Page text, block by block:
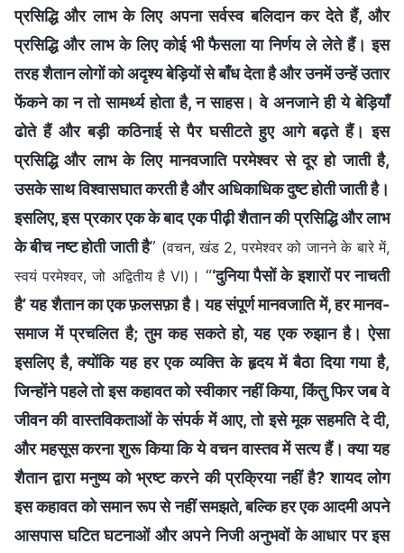
प्रसिद्धि और लाभ के लिए अपना सर्वस्व बलिदान कर देते हैं, और
प्रसिद्धि और लाभ के लिए कोई भी फैसला या निर्णय ले लेते हैं। इस
तरह शैतान लोगों को अदृश्य बेड़ियों से बाँध देता है और उनमें उन्हें उतार
फेंकने का न तो सामर्थ्‍य होता है, न साहस। वे अनजाने ही ये बेड़ियाँ
ढोते हैं और बड़ी कठिनाई से पैर घसीटते हुए आगे बढ़ते हैं। इस
प्रसिद्धि और लाभ के लिए मानवजाति परमेश्वर से दूर हो जाती है,
उसके साथ विश्वासघात करती है और अधिकाधिक दुष्ट होती जाती है।
इसलिए, इस प्रकार एक के बाद एक पीढ़ी शैतान की प्रसिद्धि और लाभ
के बीच नष्ट होती जाती है” (वचन, खंड 2, परमेश्वर को जानने के बारे में,
स्वयं परमेश्वर, जो अद्वितीय है VI) । “‘दुनिया पैसों के इशारों पर नाचती
है’ यह शैतान का एक फ़लसफ़ा है। यह संपूर्ण मानवजाति में, हर मानव-
समाज में प्रचलित है; तुम कह सकते हो, यह एक रुझान है। ऐसा
इसलिए है, क्योंकि यह हर एक व्यक्ति के हृदय में बैठा दिया गया है,
जिन्होंने पहले तो इस कहावत को स्वीकार नहीं किया, किंतु फिर जब वे
जीवन की वास्तविकताओं के संपर्क में आए, तो इसे मूक सहमति दे दी,
और महसूस करना शुरू किया कि ये वचन वास्तव में सत्य हैं। क्या यह
शैतान द्वारा मनुष्य को भ्रष्ट करने की प्रक्रिया नहीं है? शायद लोग
इस कहावत को समान रूप से नहीं समझते, बल्कि हर एक आदमी अपने
आसपास घटित घटनाओं और अपने निजी अनुभवों के आधार पर इस